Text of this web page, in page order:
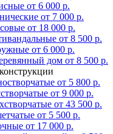
от 6 000 р.
от 7 000 р.
от 18 000 р.
от 8 500 р.
от 6 000 р.
дом от 8 500 р.
от 5 800 р.
от 9 000 р.
от 43 500 р.
от 5 500 р.
от 17 000 р.